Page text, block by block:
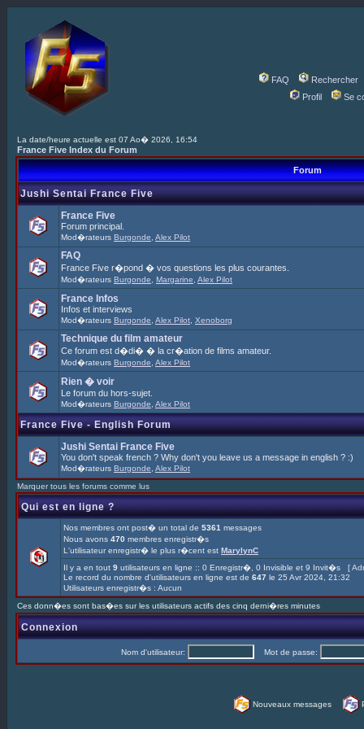
FAQ
Rechercher
Profil
Se
La date/heure actuelle est 07 Ao� 2026, 16:54
France Five Index du Forum
Forum
Jushi Sentai France Five
France Five
Forum principal.
Mod�rateurs Burgonde Alex Pilot
FAQ
France Five r�pond � vos questions les plus courantes.
Mod�rateurs Burgonde Margarine Alex Pilot
France Infos
Infos et interviews
Mod�rateurs Burgonde Alex Pilot Xenoborg
Technique du film amateur
Ce forum est d�di� � la cr�ation de films amateur.
Mod�rateurs Burgonde Alex Pilot
Rien � voir
Le forum du hors-sujet.
Mod�rateurs Burgonde Alex Pilot
France Five - English Forum
Jushi Sentai France Five
You don't speak french ? Why don't you leave us a message in english ? :)
Mod�rateurs Burgonde Alex Pilot
Marquer tous les forums comme lus
Qui est en ligne ?
Nos membres ont post� un total de 5361 messages
Nous avons 470 membres enregistr�s
L'utilisateur enregistr� le plus r�cent est MarylynC
Il y a en tout 9 utilisateurs en ligne :: 0 Enregistr�, 0 Invisible et 9 Invit�s [
Le record du nombre d'utilisateurs en ligne est de 647 le 25 Avr 2024, 21:32
Utilisateurs enregistr�s : Aucun
Ces donn�es sont bas�es sur les utilisateurs actifs des cinq derni�res minutes
Connexion
Nom d'utilisateur: Mot de passe:
Nouveaux messages